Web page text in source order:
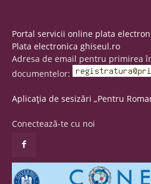
Portal servicii online plata
Plata electronica ghiseul.ro
Adresa de email pentru primirea
documentelor:
Aplicația de sesizări „Pentru
Conectează-te cu noi